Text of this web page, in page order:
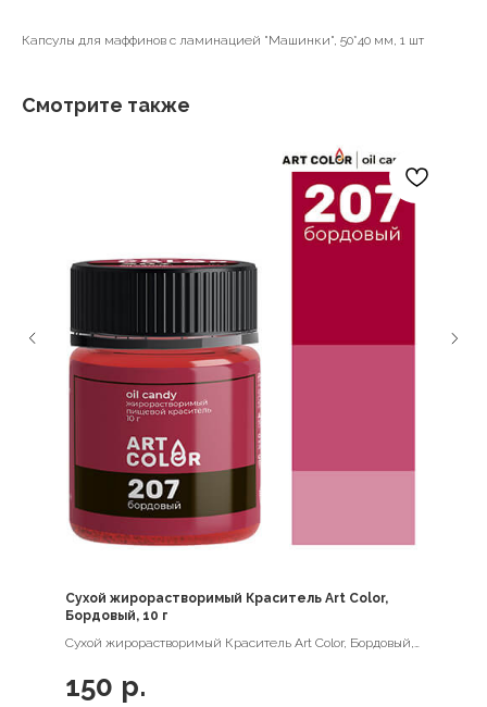
Капсулы для маффинов с ламинацией "Машинки", 50*40 мм, 1 шт
Смотрите также
Сухой жирорастворимый Краситель Art Color,
Бордовый, 10 г
Сухой жирорастворимый Краситель Art Color, Бордовый,
150 р.